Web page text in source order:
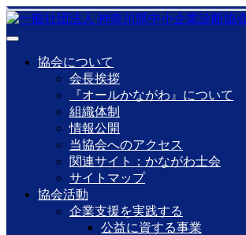
協会について
会長挨拶
『オールかながわ』について
組織体制
情報公開
当協会へのアクセス
関連サイト：かながわ士会
サイトマップ
協会活動
企業支援を実践する
公益に資する事業